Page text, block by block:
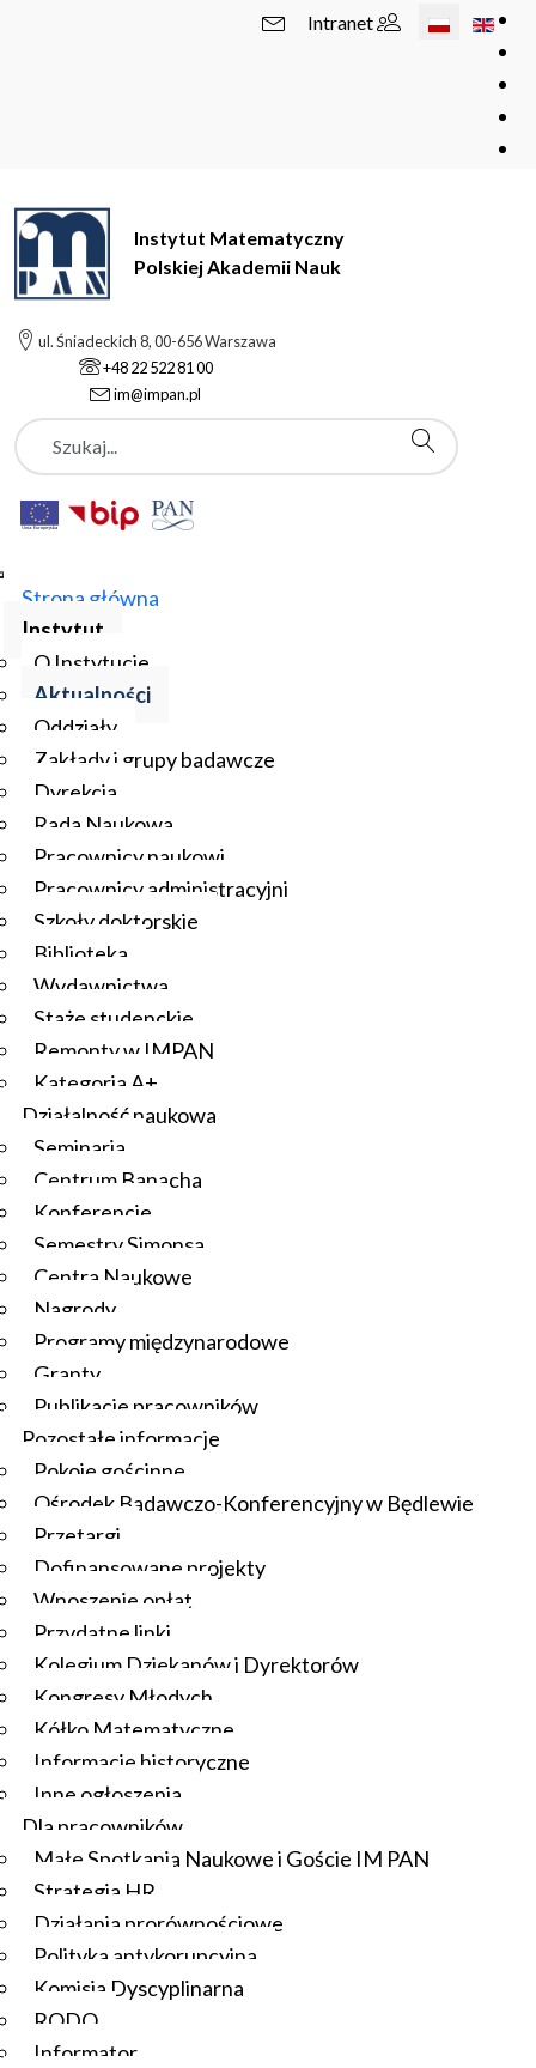
Wybierz swój
Intranet
Instytut Matematyczny
Polskiej Akademii Nauk
ul. Śniadeckich 8, 00-656 Warszawa
+48 22 522 81 00
im@impan.pl
Szukaj
Strona główna
Instytut
O Instytucie
Aktualności
Oddziały
Zakłady i grupy badawcze
Dyrekcja
Rada Naukowa
Pracownicy naukowi
Pracownicy administracyjni
Szkoły doktorskie
Biblioteka
Wydawnictwa
Staże studenckie
Remonty w IMPAN
Kategoria A+
Działalność naukowa
Seminaria
Centrum Banacha
Konferencje
Semestry Simonsa
Centra Naukowe
Nagrody
Programy międzynarodowe
Granty
Publikacje pracowników
Pozostałe informacje
Pokoje gościnne
Ośrodek Badawczo-Konferencyjny w Będlewie
Przetargi
Dofinansowane projekty
Wnoszenie opłat
Przydatne linki
Kolegium Dziekanów i Dyrektorów
Kongresy Młodych
Kółko Matematyczne
Informacje historyczne
Inne ogłoszenia
Dla pracowników
Małe Spotkania Naukowe i Goście IM PAN
Strategia HR
Działania prorównościowe
Polityka antykorupcyjna
Komisja Dyscyplinarna
RODO
Informator